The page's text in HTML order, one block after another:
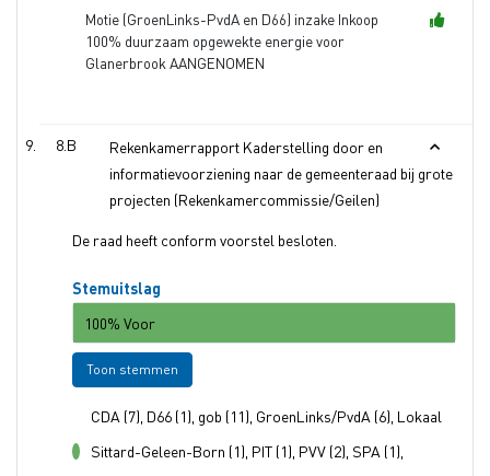
Motie (GroenLinks-PvdA en D66) inzake Inkoop
100% duurzaam opgewekte energie voor
Glanerbrook AANGENOMEN
8.B
Rekenkamerrapport Kaderstelling door en
informatievoorziening naar de gemeenteraad bij grote
projecten (Rekenkamercommissie/Geilen)
De raad heeft conform voorstel besloten.
Stemuitslag
100% Voor
Toon stemmen
CDA (7), D66 (1), gob (11), GroenLinks/PvdA (6), Lokaal
Sittard-Geleen-Born (1), PIT (1), PVV (2), SPA (1),